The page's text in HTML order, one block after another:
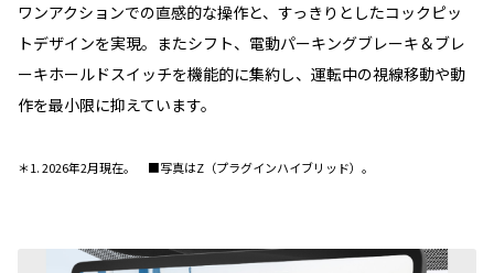
ワンアクションでの直感的な操作と、すっきりとしたコックピッ
トデザインを実現。またシフト、電動パーキングブレーキ＆ブレ
ーキホールドスイッチを機能的に集約し、運転中の視線移動や動
作を最小限に抑えています。
＊1. 2026年2月現在。 ■写真はZ（プラグインハイブリッド）。